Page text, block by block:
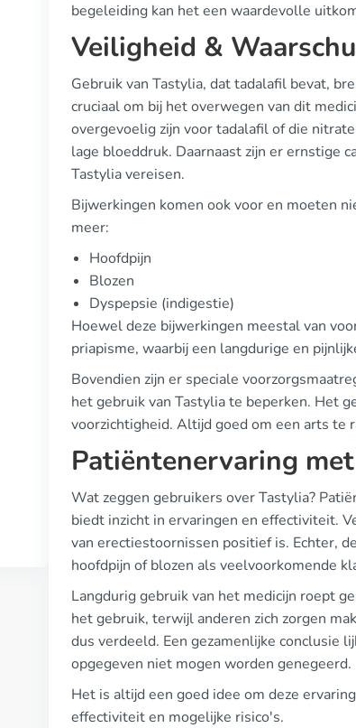
begeleiding kan het een waardevolle
Veiligheid &
Gebruik van Tastylia, dat tadalafil bevat,
cruciaal om bij het overwegen van dit
overgevoelig zijn voor tadalafil of die
lage bloeddruk. Daarnaast zijn er ernstige
Tastylia vereisen.
Bijwerkingen komen ook voor en moeten
meer:
Hoofdpijn
Blozen
Dyspepsie (indigestie)
Hoewel deze bijwerkingen meestal van
priapisme, waarbij een langdurige en
Bovendien zijn er speciale
het gebruik van Tastylia te beperken. Het
voorzichtigheid. Altijd goed om een arts te
Patiëntenervaring
Wat zeggen gebruikers over Tastylia?
biedt inzicht in ervaringen en effectiviteit.
van erectiestoornissen positief is. Echter,
hoofdpijn of blozen als veelvoorkomende
Langdurig gebruik van het medicijn roept
het gebruik, terwijl anderen zich zorgen
dus verdeeld. Een gezamenlijke conclusie
opgegeven niet mogen worden genegeerd.
Het is altijd een goed idee om deze
effectiviteit en mogelijke risico's.